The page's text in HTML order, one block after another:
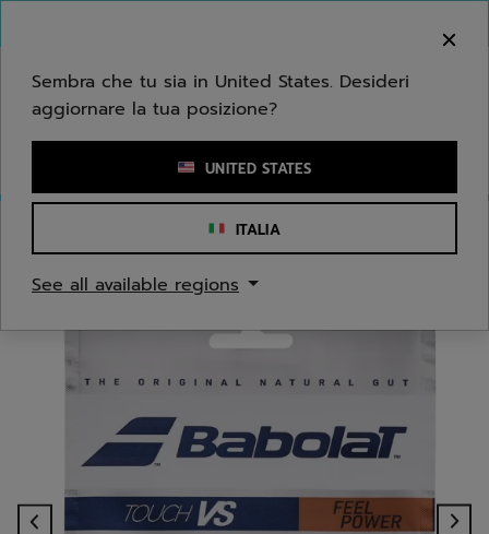
Inserisci una parola chiave o il numero di un articolo
Sembra che tu sia in United States. Desideri
aggiornare la tua posizione?
UNITED STATES
ITALIA
See all available regions